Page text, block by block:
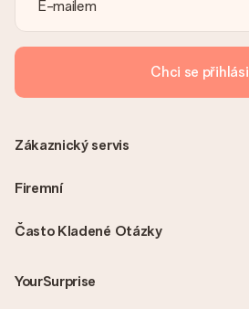
vždy v potvrzovacím e-mailu a vždy ji
MySurprise. To znamená, že můžete
příjemci, což je opravdovým
Chci se
Často Kladené Otázky
YourSurprise
Zákaznický servis
Firemní